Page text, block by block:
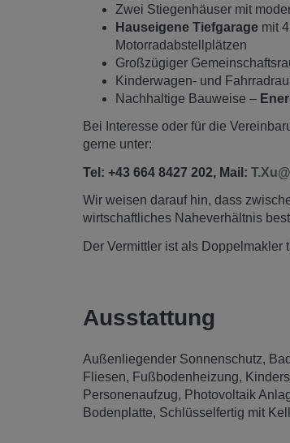
Zwei Stiegenhäuser mit
Hauseigene Tiefgarage mit
Motorradabstellplätzen
Großzügiger
Kinderwagen- und
Nachhaltige Bauweise –
Bei Interesse oder für die
gerne unter:
Tel: +43 664 8427 202, Mail:
Wir weisen darauf hin, dass
wirtschaftliches Naheverhältnis
Der Vermittler ist als Doppelmakler
Ausstattung
Außenliegender Sonnenschutz
Fliesen
Fußbodenheizung
Personenaufzug
Photovoltaik
Bodenplatte Schlüsselfertig mit